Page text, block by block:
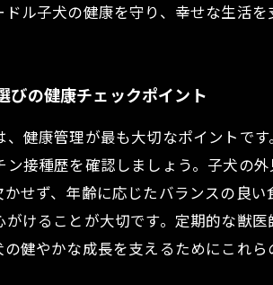
ル子犬の健康を守り、幸せな生活を
びの健康チェックポイント
健康管理が最も大切なポイントで
接種歴を確認しましょう。子犬の
せず、年齢に応じたバランスの良
けることが大切です。定期的な獣
健やかな成長を支えるためにこれ